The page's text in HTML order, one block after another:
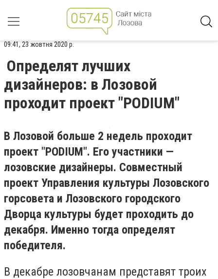
09:41, 23 жовтня 2020 р.
Определят лучших
дизайнеров: в Лозовой
проходит проект "PODIUM"
В Лозовой больше 2 недель проходит
проект "PODIUM". Его участники —
лозовские дизайнеры. Совместный
проект Управления культуры Лозовского
горсовета и Лозовского городского
Дворца культуры будет проходить до
декабря. Именно тогда определят
победителя.
В декабре лозовчанам представят троих